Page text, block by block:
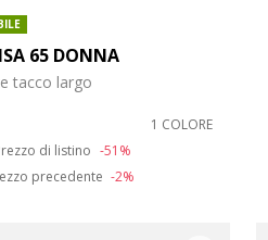
37
39
42
65 DONNA
tacco largo
1 COLORE
from
di listino -51%
precedente -2%